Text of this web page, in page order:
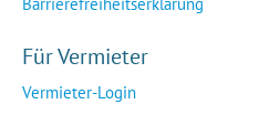
Für Vermieter
Vermieter-Login